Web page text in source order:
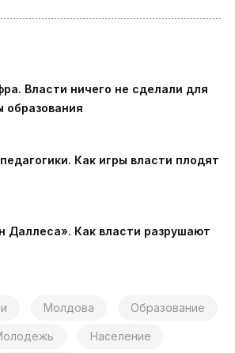
Власти ничего не сделали для
образования
Как игры власти плодят
Даллеса». Как власти разрушают
Молдова Образование
Население